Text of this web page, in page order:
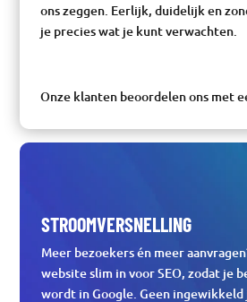
ons zeggen. Eerlijk, duidelijk en
je precies wat je kunt verwachten.
Onze klanten beoordelen ons met
STROOMVERSNELLING
Meer bezoekers én meer
website slim in voor SEO, zodat je
wordt in Google. Geen ingewikkeld